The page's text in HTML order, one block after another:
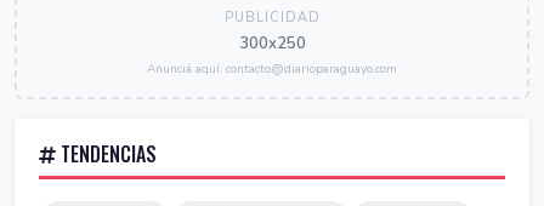
PUBLICIDAD
300x250
Anunciá aquí: contacto@diarioparaguayo.com
TENDENCIAS